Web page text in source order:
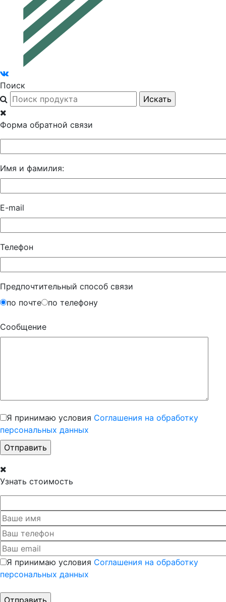
Поиск
Форма обратной связи
Имя и фамилия:
E-mail
Телефон
Предпочтительный способ связи
по почте
по телефону
Сообщение
Я принимаю условия Соглашения на обработку
персональных данных
Узнать стоимость
Я принимаю условия Соглашения на обработку
персональных данных